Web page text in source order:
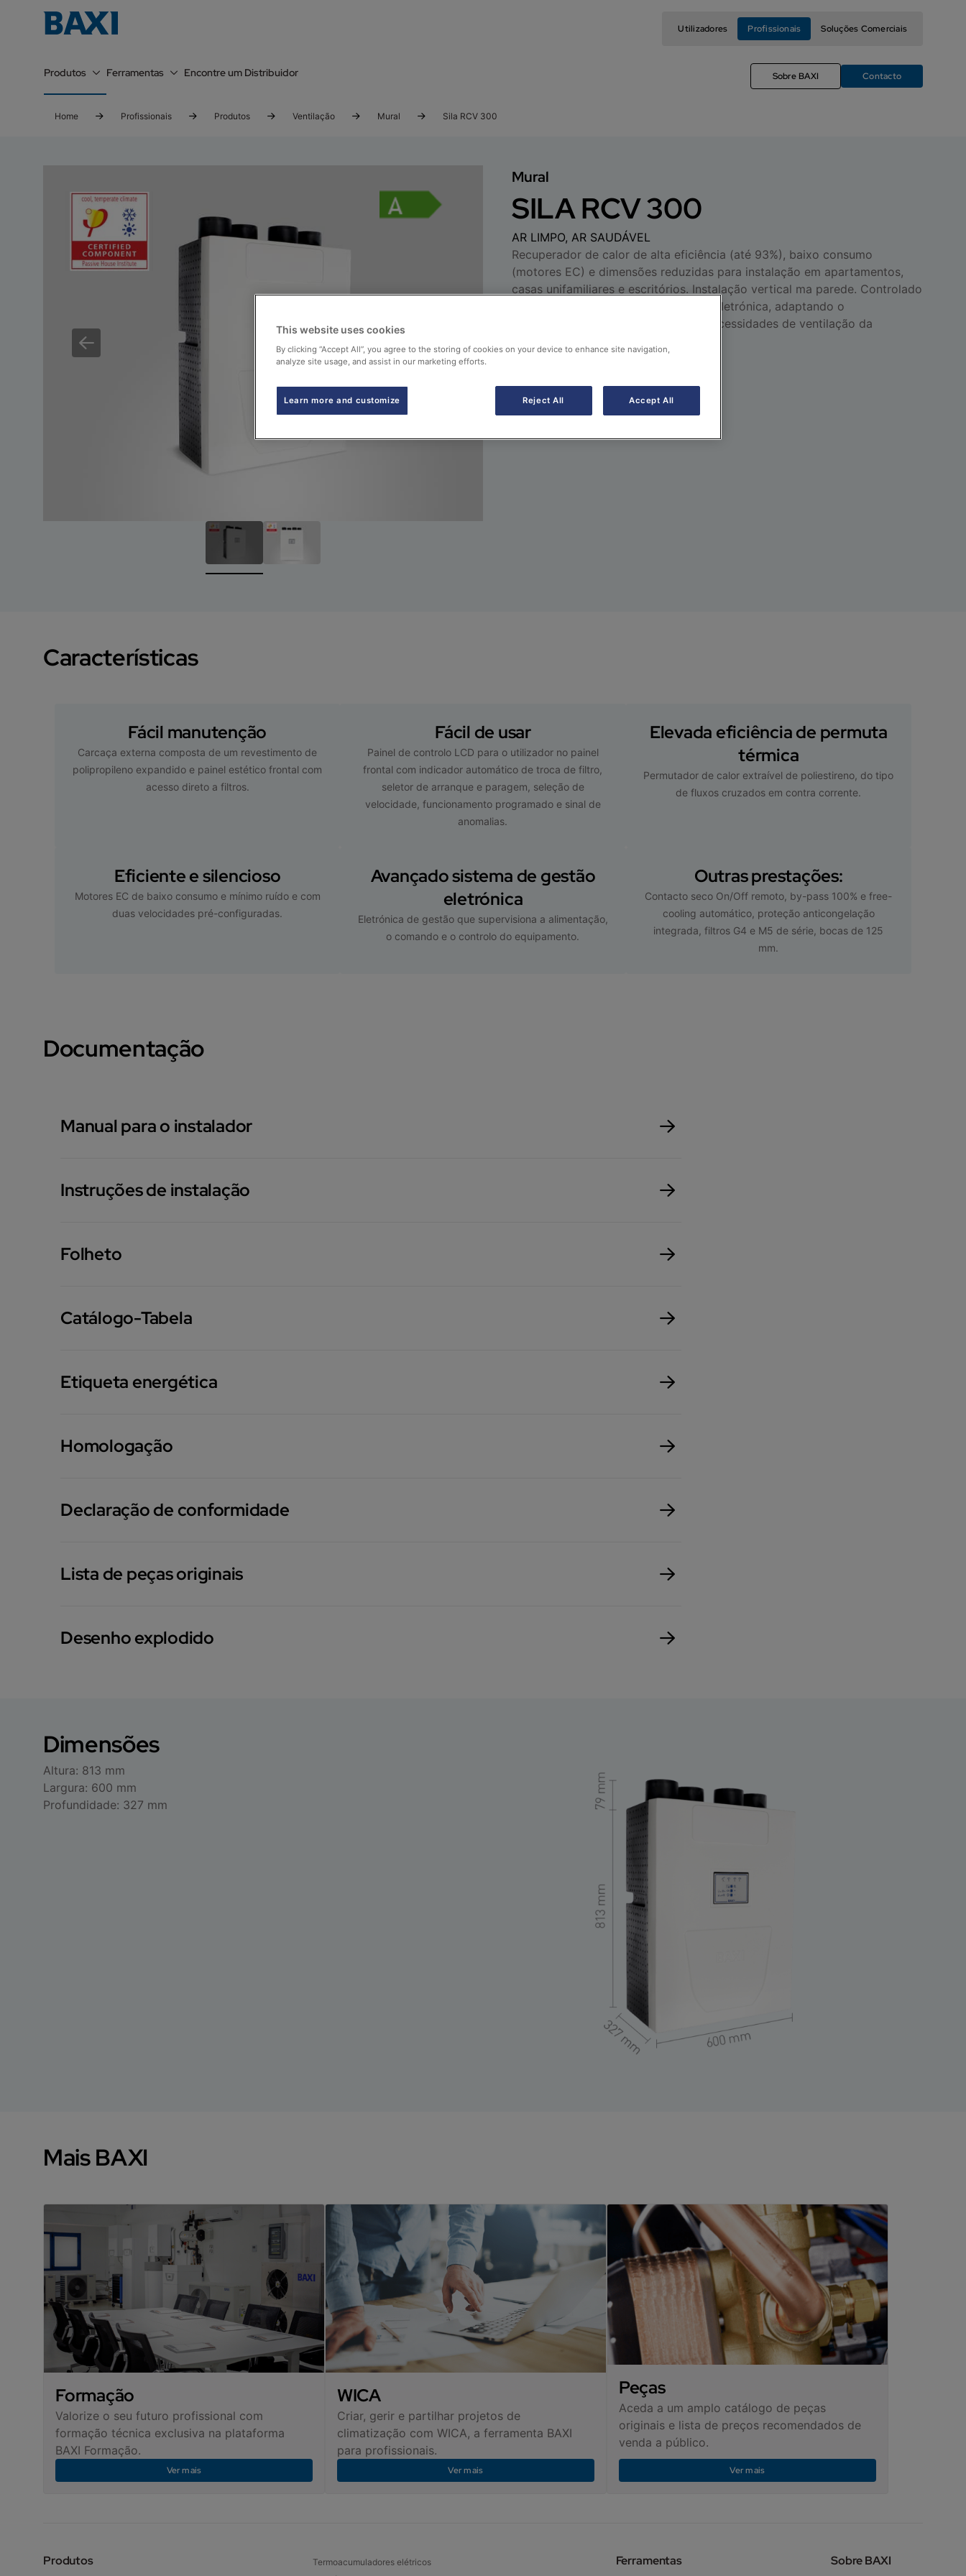
Utilizadores Profissionais Soluções Comerciais
Produtos Ferramentas Encontre um Distribuidor Sobre BAXI Contacto
Home Profissionais Produtos Ventilação Mural Sila RCV 300
Mural
SILA RCV 300
AR LIMPO, AR SAUDÁVEL
Recuperador de calor de alta eficiência (até 93%), baixo consumo
(motores EC) e dimensões reduzidas para instalação em apartamentos,
casas unifamiliares e escritórios. Instalação vertical ma parede. Controlado
por um avançado sistema de gestão eletrónica, adaptando o
funcionamento do equipamento às necessidades de ventilação da
Características
Fácil manutenção
Carcaça externa composta de um revestimento de
polipropileno expandido e painel estético frontal com
acesso direto a filtros.
Fácil de usar
Painel de controlo LCD para o utilizador no painel
frontal com indicador automático de troca de filtro,
seletor de arranque e paragem, seleção de
velocidade, funcionamento programado e sinal de
anomalias.
Elevada eficiência de permuta
térmica
Permutador de calor extraível de poliestireno, do tipo
de fluxos cruzados em contra corrente.
Eficiente e silencioso
Motores EC de baixo consumo e mínimo ruído e com
duas velocidades pré-configuradas.
Avançado sistema de gestão
eletrónica
Eletrónica de gestão que supervisiona a alimentação,
o comando e o controlo do equipamento.
Outras prestações:
Contacto seco On/Off remoto, by-pass 100% e free-
cooling automático, proteção anticongelação
integrada, filtros G4 e M5 de série, bocas de 125
mm.
Documentação
Manual para o instalador
Instruções de instalação
Folheto
Catálogo-Tabela
Etiqueta energética
Homologação
Declaração de conformidade
Lista de peças originais
Desenho explodido
Dimensões
Altura: 813 mm
Largura: 600 mm
Profundidade: 327 mm
Mais BAXI
Formação
Valorize o seu futuro profissional com
formação técnica exclusiva na plataforma
BAXI Formação.
Ver mais
WICA
Criar, gerir e partilhar projetos de
climatização com WICA, a ferramenta BAXI
para profissionais.
Ver mais
Peças
Aceda a um amplo catálogo de peças
originais e lista de preços recomendados de
venda a público.
Ver mais
Produtos
Termoacumuladores elétricos
Ferramentas Sobre BAXI
This website uses cookies
By clicking “Accept All”, you agree to the storing of cookies on your device to enhance site navigation,
analyze site usage, and assist in our marketing efforts.
Learn more and customize Reject All Accept All